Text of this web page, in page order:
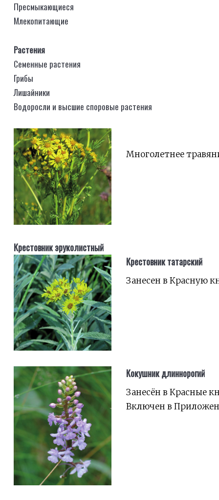
Пресмыкающиеся
Млекопитающие
Растения
Семенные растения
Грибы
Лишайники
Водоросли и высшие споровые растения
Крестовник эруколистный
Многолетнее
Крестовник татарский
Занесен в Красную
Кокушник длиннорогий
Занесён в Красные
Включен в